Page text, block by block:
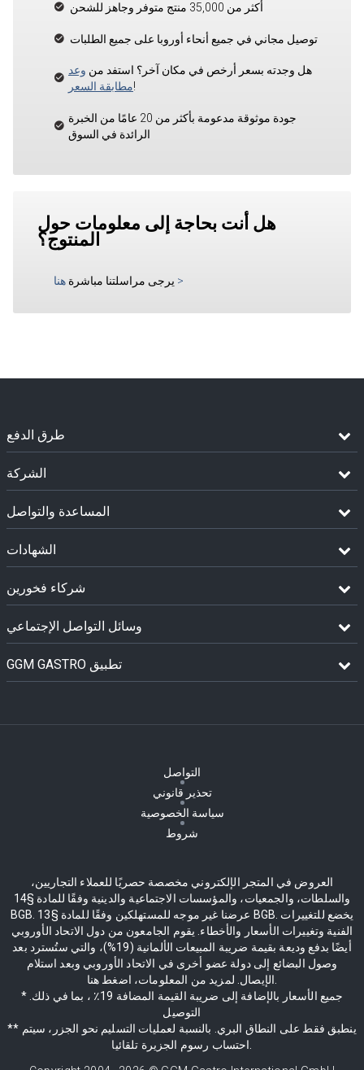
أكثر من 35,000 منتج متوفر وجاهز للشحن
توصيل مجاني في جميع أنحاء أوروبا على جميع الطلبات
هل وجدته بسعر أرخص في مكان آخر؟ استفد من وعد
مطابقة السعر!
جودة موثوقة مدعومة بأكثر من 20 عامًا من الخبرة
الرائدة في السوق
هل أنت بحاجة إلى معلومات حول
المنتوج؟
يرجى مراسلتنا مباشرة هنا >
طرق الدفع
الشركة
المساعدة والتواصل
الشهادات
شركاء فخورين
وسائل التواصل الإجتماعي
GGM GASTRO تطبيق
التواصل
تحذير قانوني
سياسة الخصوصية
شروط
العروض في المتجر الإلكتروني مخصصة حصريًا للعملاء التجاريين،
والسلطات، والجمعيات، والمؤسسات الاجتماعية والدينية وفقًا للمادة §14
BGB. عرضنا غير موجه للمستهلكين وفقًا للمادة §13 BGB. يخضع للتغييرات
الفنية وتغييرات الأسعار والأخطاء. يقوم الجامعون من دول الاتحاد الأوروبي
أيضًا بدفع وديعة بقيمة ضريبة المبيعات الألمانية (19%)، والتي ستُسترد بعد
وصول البضائع إلى دولة عضو أخرى في الاتحاد الأوروبي وبعد استلام
* جميع الأسعار بالإضافة إلى ضريبة القيمة المضافة 19٪ ، بما في ذلك.
التوصيل
** ينطبق فقط على النطاق البري. بالنسبة لعمليات التسليم نحو الجزر، سيتم